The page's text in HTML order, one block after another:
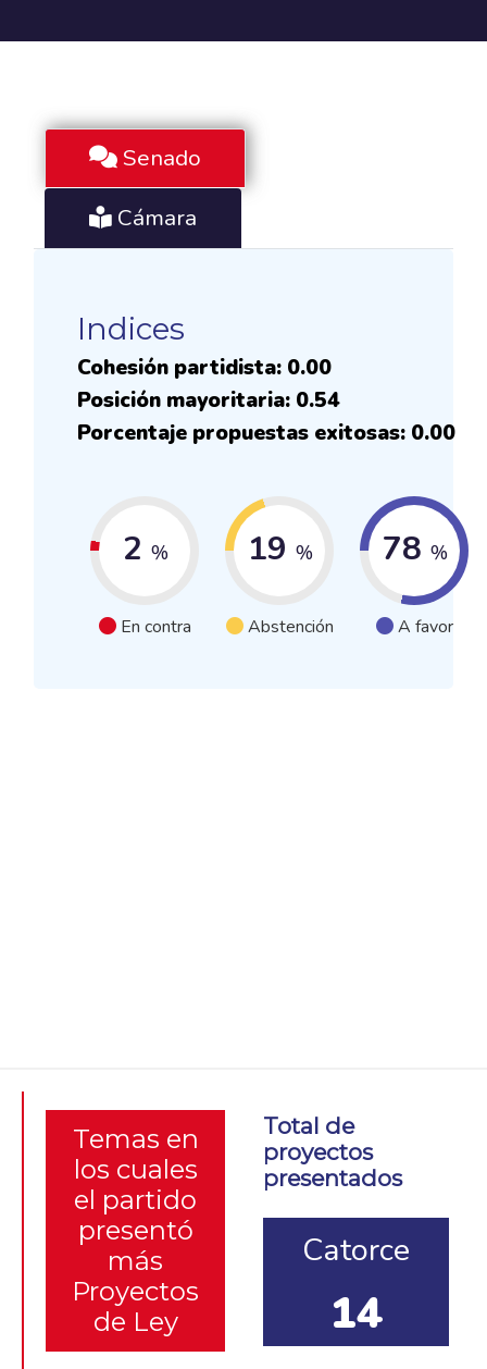
Senado
Cámara
Indices
Cohesión partidista: 0.00
Posición mayoritaria: 0.54
Porcentaje propuestas exitosas: 0.00
2 %
En contra
19 %
Abstención
78 %
A favor
Temas en
los cuales
el partido
presentó
más
Proyectos
de Ley
Total de
proyectos
presentados
Catorce
14